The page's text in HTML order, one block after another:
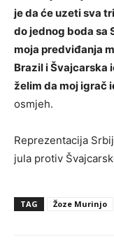
je da će uzeti sva
do jednog boda sa
moja predviđanja
Brazil i Švajcarska
želim da moj igrač
osmjeh.
Reprezentacija
jula protiv
TAG Žoze Murinjo